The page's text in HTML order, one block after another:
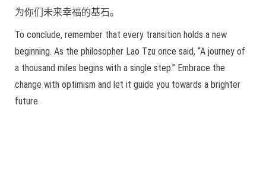
为你们未来幸福的基石。
To conclude, remember that every transition holds a new
beginning. As the philosopher Lao Tzu once said, “A journey of
a thousand miles begins with a single step.” Embrace the
change with optimism and let it guide you towards a brighter
future.